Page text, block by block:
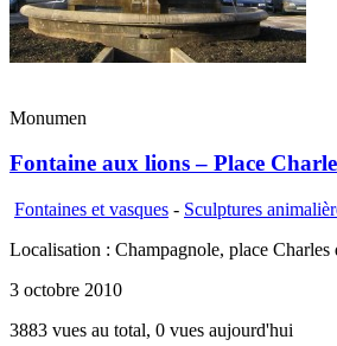
Monumen
Fontaine aux lions – Place
Fontaines et vasques - Sculptures
Localisation : Champagnole, place Charles
3 octobre 2010
3883 vues au total, 0 vues aujourd'hui